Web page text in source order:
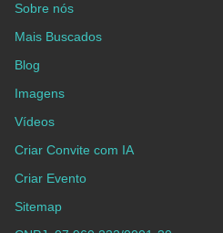
Sobre nós
Mais Buscados
Blog
Imagens
Vídeos
Criar Convite com IA
Criar Evento
Sitemap